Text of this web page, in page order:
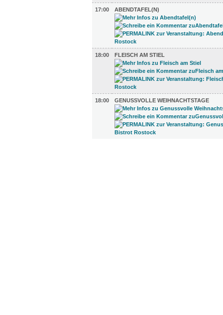
17:00 ABENDTAFEL(N)
18:00 FLEISCH AM STIEL
18:00 GENUSSVOLLE WEIHNACHTSTAGE